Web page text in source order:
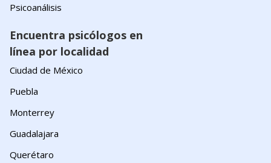
Psicoanálisis
Encuentra psicólogos en
línea por localidad
Ciudad de México
Puebla
Monterrey
Guadalajara
Querétaro